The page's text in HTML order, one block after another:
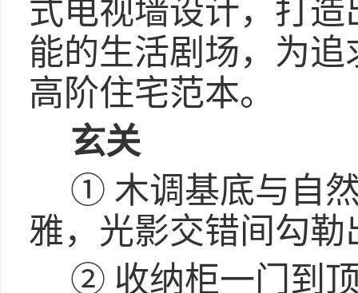
式电视墙设计，打
能的生活剧场，为
高阶住宅范本。
玄关
① 木调基底与自
雅，光影交错间勾勒
② 收纳柜一门到